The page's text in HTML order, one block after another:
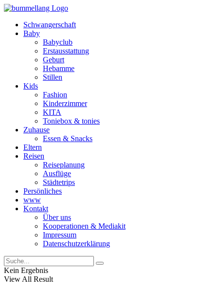
Schwangerschaft
Baby
Babyclub
Erstausstattung
Geburt
Hebamme
Stillen
Kids
Fashion
Kinderzimmer
KITA
Toniebox & tonies
Zuhause
Essen & Snacks
Eltern
Reisen
Reiseplanung
Ausflüge
Städtetrips
Persönliches
www
Kontakt
Über uns
Kooperationen & Mediakit
Impressum
Datenschutzerklärung
Kein Ergebnis
View All Result